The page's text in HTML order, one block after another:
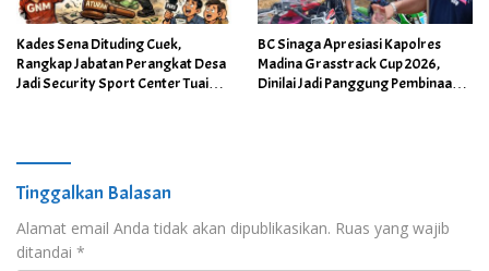
Kades Sena Dituding Cuek,
Rangkap Jabatan Perangkat Desa
Jadi Security Sport Center Tuai
BC Sinaga Apresiasi Kapolres
Madina Grasstrack Cup 2026,
Dinilai Jadi Panggung Pembinaan
Tinggalkan Balasan
Alamat email Anda tidak akan dipublikasikan. Ruas yang wajib
ditandai *